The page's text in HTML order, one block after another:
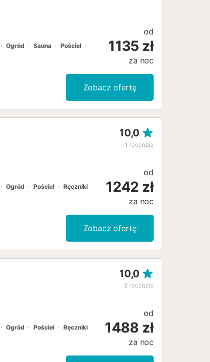
Ogród Sauna
Pościel
od
1135 zł
za noc
Zobacz ofertę
10,0
1 recenzja
Ogród Pościel Ręczniki
od
1242 zł
za noc
Zobacz ofertę
10,0
3 recenzje
Ogród Pościel Ręczniki
od
1488 zł
za noc